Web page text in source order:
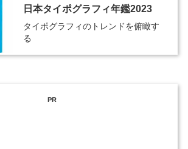
日本タイポグラフィ年鑑2023
タイポグラフィのトレンドを俯瞰す
る
PR